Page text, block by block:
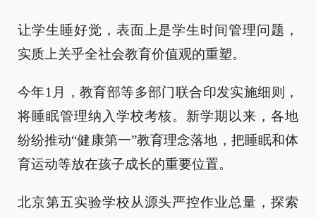
让学生睡好觉，表面上是学生时间管理问题，
实质上关乎全社会教育价值观的重塑。
今年1月，教育部等多部门联合印发实施细则，
将睡眠管理纳入学校考核。新学期以来，各地
纷纷推动“健康第一”教育理念落地，把睡眠和体
育运动等放在孩子成长的重要位置。
北京第五实验学校从源头严控作业总量，探索